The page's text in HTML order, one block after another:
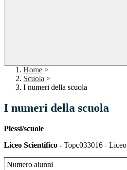
Home >
Scuola >
I numeri della scuola
I numeri della scuola
Plessi/scuole
Liceo Scientifico - Topc033016 - Liceo
Numero alunni